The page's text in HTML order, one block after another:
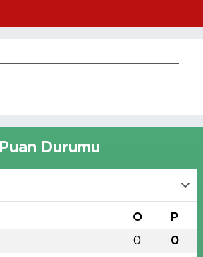
Durumu
O P
0 0